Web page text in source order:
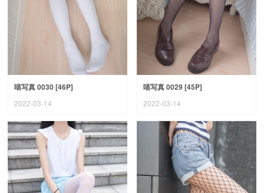
喵写真 0030 [46P]
2022-03-14
喵写真 0029 [45P]
2022-03-14